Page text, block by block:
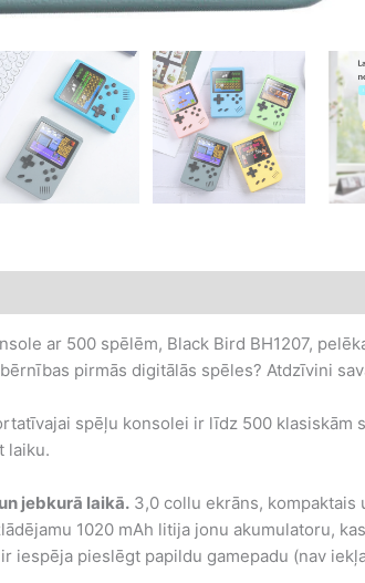
ar 500 spēlēm, Black Bird BH1207,
pirmās digitālās spēles? Atdzīvini
spēļu konsolei ir līdz 500 klasiskām
laiku.
jebkurā laikā. 3,0 collu ekrāns,
1020 mAh litija jonu akumulatoru,
iespēja pieslēgt papildu gamepadu (nav